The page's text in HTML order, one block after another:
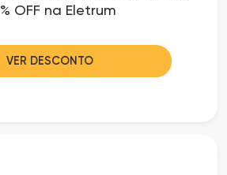
OFF na Eletrum
VER DESCONTO